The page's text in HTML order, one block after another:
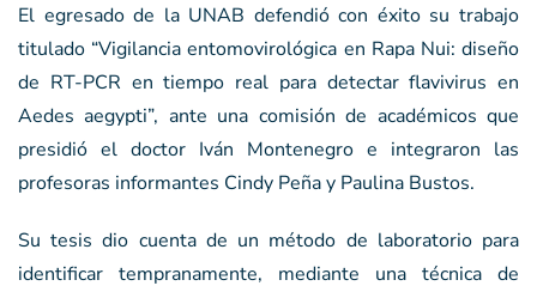
El egresado de la UNAB defendió con éxito su trabajo
titulado “Vigilancia entomovirológica en Rapa Nui: diseño
de RT-PCR en tiempo real para detectar flavivirus en
Aedes aegypti”, ante una comisión de académicos que
presidió el doctor Iván Montenegro e integraron las
profesoras informantes Cindy Peña y Paulina Bustos.
Su tesis dio cuenta de un método de laboratorio para
identificar tempranamente, mediante una técnica de